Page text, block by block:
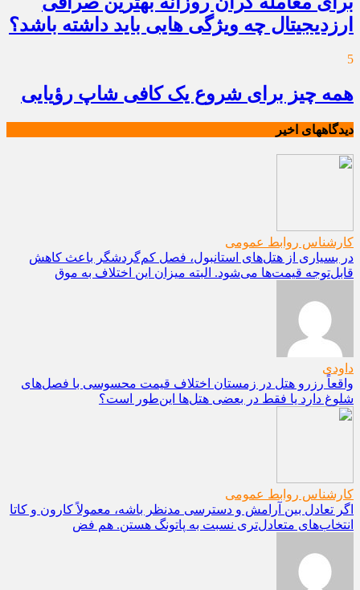
ارزدیجیتال چه ویژگی هایی باید داشته باشد؟
5
همه چیز برای شروع یک کافی شاپ رؤیایی
دیدگاههای اخیر
کارشناس روابط عمومی
در بسیاری از هتل‌های استانبول، فصل کم‌گردشگر باعث کاهش
قابل‌توجه قیمت‌ها می‌شود. البته میزان این اختلاف به موق
داودی
واقعاً رزرو هتل در زمستان اختلاف قیمت محسوسی با فصل‌های
شلوغ دارد یا فقط در بعضی هتل‌ها این‌طور است؟
کارشناس روابط عمومی
اگر تعادل بین آرامش و دسترسی مدنظر باشه، معمولاً کارون و کاتا
انتخاب‌های متعادل‌تری نسبت به پاتونگ هستن. هم فض